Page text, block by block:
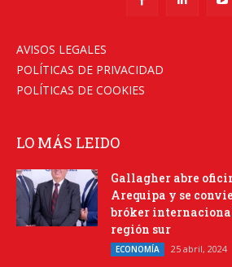
AVISOS LEGALES
POLÍTICAS DE PRIVACIDAD
POLÍTICAS DE COOKIES
LO MÁS LEIDO
Gallagher abre
Arequipa y se
bróker
región sur
ECONOMÍA 25 abril, 2024